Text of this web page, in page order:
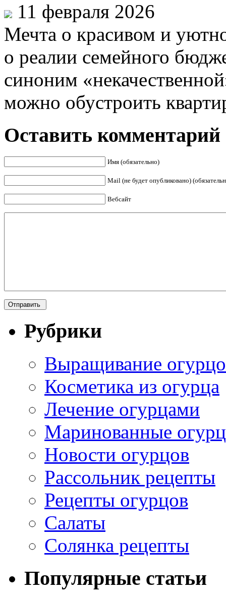
11 февраля 2026
Мечта о красивом и
о реалии семейного
синоним
можно обустроить
Оставить комментарий
Имя (обязательно)
Mail (не будет опубликовано)
Вебсайт
Рубрики
Выращивание
Косметика из огурца
Лечение огурцами
Маринованные
Новости огурцов
Рассольник рецепты
Рецепты огурцов
Салаты
Солянка рецепты
Популярные статьи